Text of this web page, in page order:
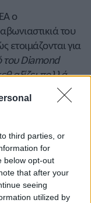
third parties, or
for
below opt-out
that after your
seeing
utilized by
ο
του
για
του Diamond
αξίζει πολλά
στο τρέξιμο και
αρκετά »,
2016, έγινε
ομοσπονδίας